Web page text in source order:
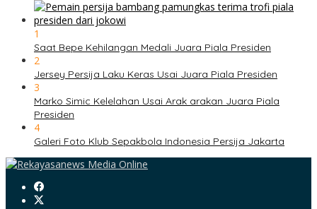
1
Saat Bepe Kehilangan Medali Juara Piala Presiden
2
Jersey Persija Laku Keras Usai Juara Piala Presiden
3
Marko Simic Kelelahan Usai Arak arakan Juara Piala
Presiden
4
Galeri Foto Klub Sepakbola Indonesia Persija Jakarta